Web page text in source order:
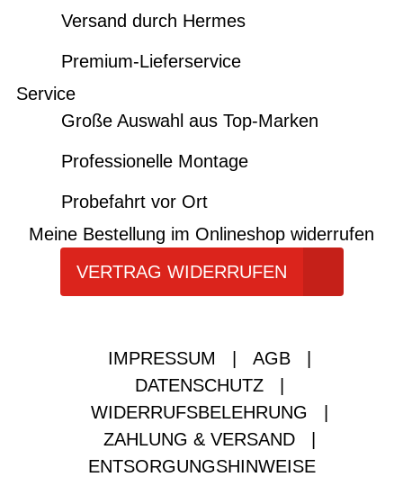
Versand durch Hermes
Premium-Lieferservice
Service
Große Auswahl aus Top-Marken
Professionelle Montage
Probefahrt vor Ort
Meine Bestellung im Onlineshop widerrufen
VERTRAG WIDERRUFEN
IMPRESSUM AGB
DATENSCHUTZ
WIDERRUFSBELEHRUNG
ZAHLUNG & VERSAND
ENTSORGUNGSHINWEISE